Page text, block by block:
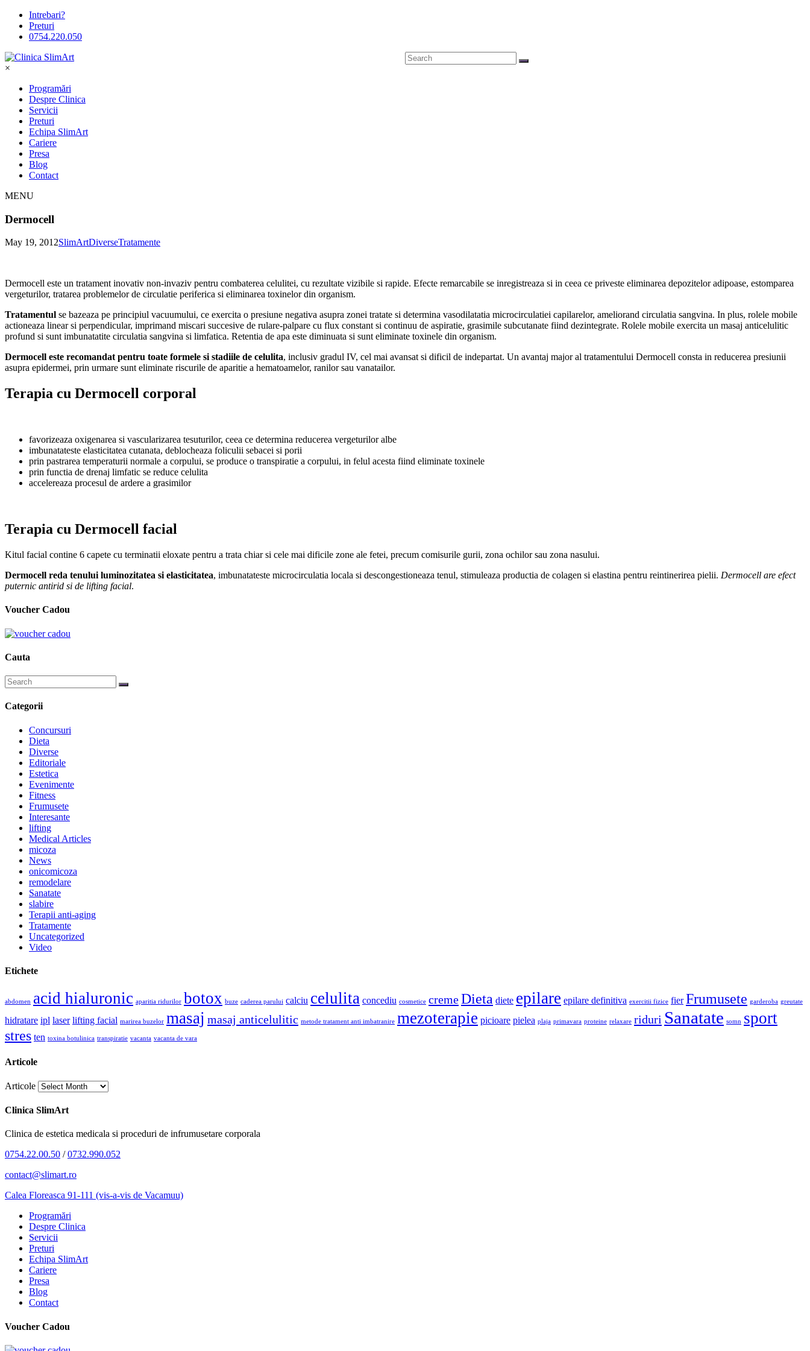
Intrebari?
Preturi
0754.220.050
×
Programări
Despre Clinica
Servicii
Preturi
Echipa SlimArt
Cariere
Presa
Blog
Contact
MENU
Dermocell
May 19, 2012SlimArtDiverseTratamente
Dermocell este un tratament inovativ non-invaziv pentru combaterea celulitei, cu rezultate vizibile si rapide. Efecte remarcabile se inregistreaza si in ceea ce priveste eliminarea depozitelor adipoase, estomparea
vergeturilor, tratarea problemelor de circulatie periferica si eliminarea toxinelor din organism.
Tratamentul se bazeaza pe principiul vacuumului, ce exercita o presiune negativa asupra zonei tratate si determina vasodilatatia microcirculatiei capilarelor, ameliorand circulatia sangvina. In plus, rolele mobile
actioneaza linear si perpendicular, imprimand miscari succesive de rulare-palpare cu flux constant si continuu de aspiratie, grasimile subcutanate fiind dezintegrate. Rolele mobile exercita un masaj anticelulitic
profund si sunt imbunatatite circulatia sangvina si limfatica. Retentia de apa este diminuata si sunt eliminate toxinele din organism.
Dermocell este recomandat pentru toate formele si stadiile de celulita, inclusiv gradul IV, cel mai avansat si dificil de indepartat. Un avantaj major al tratamentului Dermocell consta in reducerea presiunii
asupra epidermei, prin urmare sunt eliminate riscurile de aparitie a hematoamelor, ranilor sau vanatailor.
Terapia cu Dermocell corporal
favorizeaza oxigenarea si vascularizarea tesuturilor, ceea ce determina reducerea vergeturilor albe
imbunatateste elasticitatea cutanata, deblocheaza foliculii sebacei si porii
prin pastrarea temperaturii normale a corpului, se produce o transpiratie a corpului, in felul acesta fiind eliminate toxinele
prin functia de drenaj limfatic se reduce celulita
accelereaza procesul de ardere a grasimilor
Terapia cu Dermocell facial
Kitul facial contine 6 capete cu terminatii eloxate pentru a trata chiar si cele mai dificile zone ale fetei, precum comisurile gurii, zona ochilor sau zona nasului.
Dermocell reda tenului luminozitatea si elasticitatea, imbunatateste microcirculatia locala si descongestioneaza tenul, stimuleaza productia de colagen si elastina pentru reintinerirea pielii. Dermocell are efect
puternic antirid si de lifting facial.
Voucher Cadou
Cauta
Categorii
Concursuri
Dieta
Diverse
Editoriale
Estetica
Evenimente
Fitness
Frumusete
Interesante
lifting
Medical Articles
micoza
News
onicomicoza
remodelare
Sanatate
slabire
Terapii anti-aging
Tratamente
Uncategorized
Video
Etichete
abdomen acid hialuronic aparitia ridurilor botox buze caderea parului calciu celulita concediu cosmetice cremeDieta diete epilare epilare definitiva exercitii fizice fier Frumusete garderoba greutate
hidratare ipl laser lifting facial marirea buzelor masaj masaj anticelulitic metode tratament anti imbatranire mezoterapie picioare pielea plaja primavara proteine relaxare riduri Sanatate somn sport
stres ten toxina botulinica transpiratie vacanta vacanta de vara
Articole
Articole
Clinica SlimArt
Clinica de estetica medicala si proceduri de infrumusetare corporala
0754.22.00.50 /0732.990.052
contact@slimart.ro
Calea Floreasca 91-111 (vis-a-vis de Vacamuu)
Programări
Despre Clinica
Servicii
Preturi
Echipa SlimArt
Cariere
Presa
Blog
Contact
Voucher Cadou